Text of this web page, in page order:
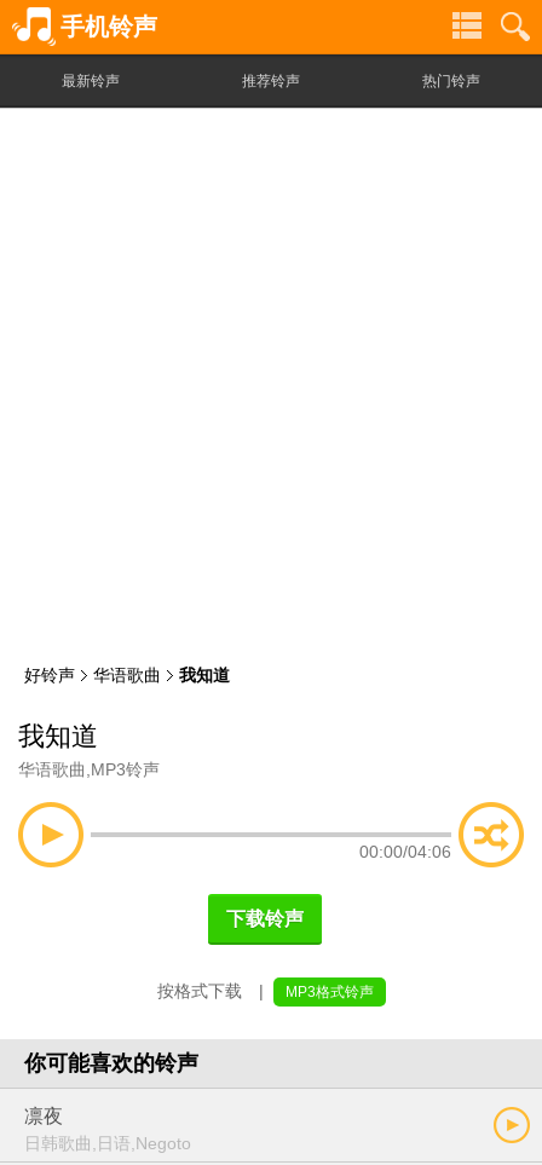
手机铃声
最新铃声 推荐铃声 热门铃声
好铃声 华语歌曲 我知道
我知道
华语歌曲 MP3铃声
00:00/04:06
下载铃声
按格式下载 | MP3格式铃声
你可能喜欢的铃声
凛夜
日韩歌曲,日语,Negoto